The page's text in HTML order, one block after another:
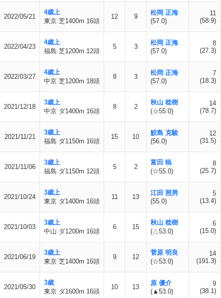
2022/05/21
4歳上
東京 芝1400m 16頭
12 9
松岡 正海
(57.0)
11
(58.9)
2022/04/23
4歳上
福島 芝1200m 12頭
5 3
松岡 正海
(57.0)
8
(27.3)
2022/03/27
4歳上
中京 芝1200m 18頭
8 3
松岡 正海
(57.0)
7
(18.3)
2021/12/18
3歳上
中京 ダ1400m 16頭
8 2
秋山 稔樹
(☆55.0)
14
(78.7)
2021/11/21
3歳上
福島 ダ1150m 16頭
15 10
鮫島 克駿
(56.0)
12
(31.5)
2021/11/06
3歳上
福島 ダ1150m 12頭
5 2
富田 暁
(☆55.0)
8
(25.7)
2021/10/24
3歳上
東京 ダ1400m 16頭
11 13
江田 照男
(55.0)
5
(13.4)
2021/10/03
3歳上
中山 ダ1200m 16頭
6 15
秋山 稔樹
(△53.0)
6
(15.0)
2021/06/19
3歳上
東京 芝1400m 16頭
9 12
菅原 明良
(☆53.0)
14
(191.3)
2021/05/30
3歳
東京 ダ1600m 16頭
10 13
原 優介
(▲53.0)
9
(38.1)